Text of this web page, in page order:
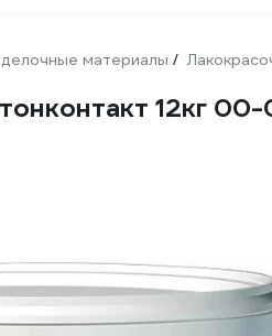
материалы /
12кг